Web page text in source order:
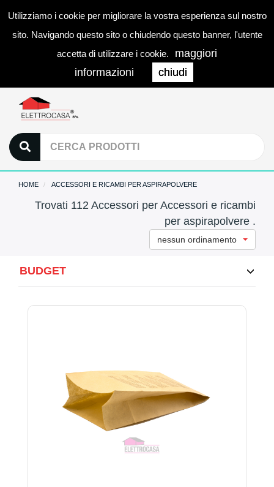
Utilizziamo i cookie per migliorare la vostra esperienza sul nostro
sito. Navigando questo sito o chiudendo questo banner, l'utente
accetta di utilizzare i cookie.
maggiori
informazioni
chiudi
0
HOME ACCESSORI E RICAMBI PER ASPIRAPOLVERE
Trovati 112 Accessori per Accessori e ricambi
per aspirapolvere .
nessun ordinamento
BUDGET